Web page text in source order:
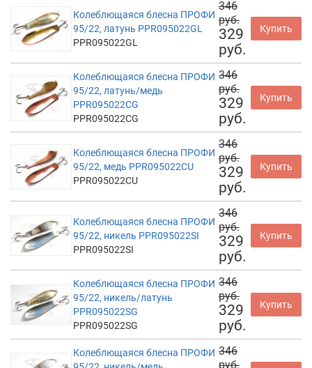
Колеблющаяся блесна ПРОФИ
95/22, латунь PPR095022GL
PPR095022GL
346
руб.
329
руб.
Купить
Колеблющаяся блесна ПРОФИ
95/22, латунь/медь
PPR095022CG
PPR095022CG
346
руб.
329
руб.
Купить
Колеблющаяся блесна ПРОФИ
95/22, медь PPR095022CU
PPR095022CU
346
руб.
329
руб.
Купить
Колеблющаяся блесна ПРОФИ
95/22, никель PPR095022SI
PPR095022SI
346
руб.
329
руб.
Купить
Колеблющаяся блесна ПРОФИ
95/22, никель/латунь
PPR095022SG
PPR095022SG
346
руб.
329
руб.
Купить
Колеблющаяся блесна ПРОФИ 346
руб.